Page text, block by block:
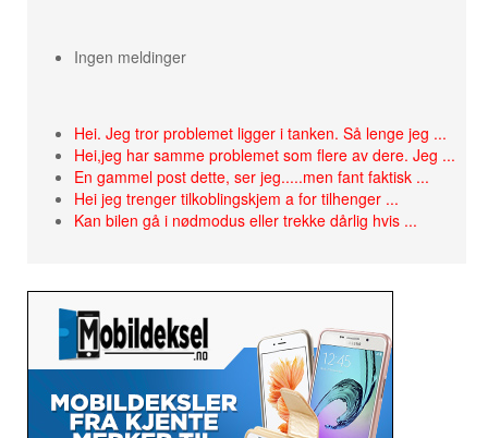
Ingen meldinger
Hei. Jeg tror problemet ligger i tanken. Så lenge jeg ...
Hei,jeg har samme problemet som flere av dere. Jeg ...
En gammel post dette, ser jeg.....men fant faktisk ...
Hei jeg trenger tilkoblingskjem a for tilhenger ...
Kan bilen gå i nødmodus eller trekke dårlig hvis ...